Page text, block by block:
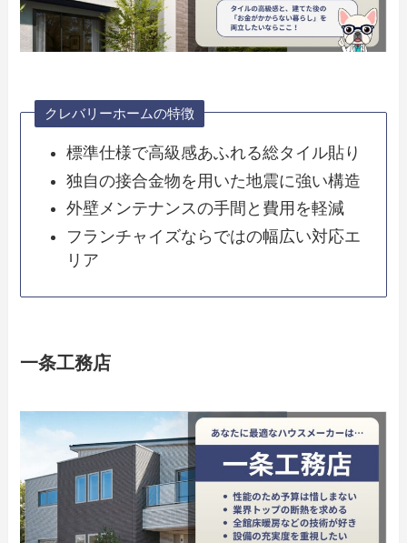
クレバリーホームの特徴
標準仕様で高級感あふれる総タイル貼り
独自の接合金物を用いた地震に強い構造
外壁メンテナンスの手間と費用を軽減
フランチャイズならではの幅広い対応エ
リア
一条工務店